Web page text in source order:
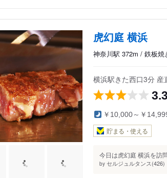
虎幻庭 横浜
神奈川駅 372m / 鉄板
横浜駅きた西口3分 産
￥10,000～￥
貯まる・使える
今日は虎幻庭 横浜を訪
by セルジュルタンス(426)